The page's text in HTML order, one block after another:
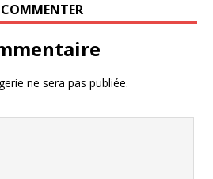
COMMENTER
ne sera pas publiée.